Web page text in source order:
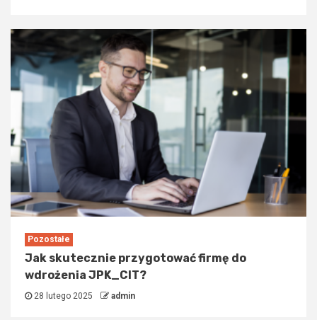
Pozostałe
Jak skutecznie przygotować firmę do
wdrożenia JPK_CIT?
28 lutego 2025 admin